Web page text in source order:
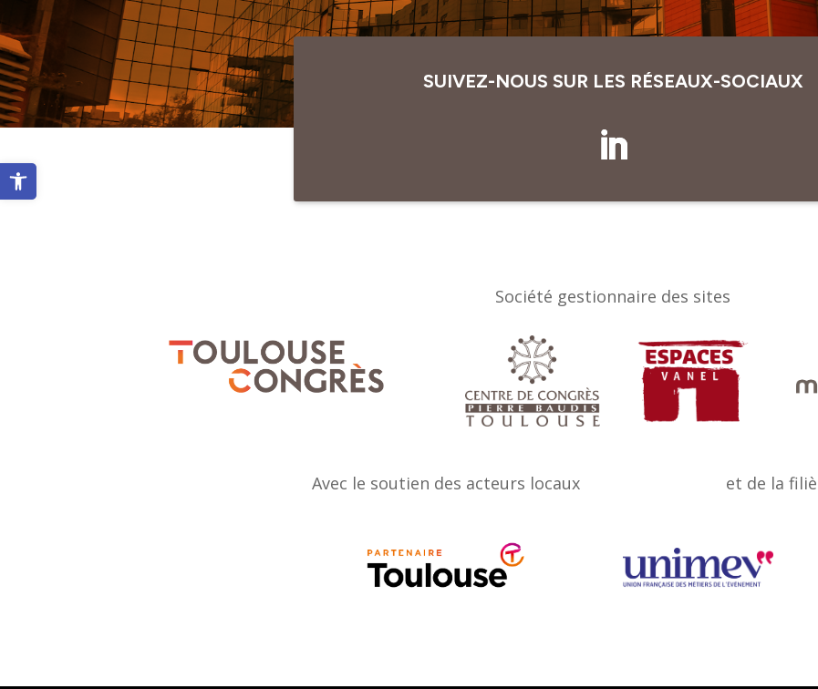
Ouvrir la barre d’outils
SUIVEZ-NOUS SUR LES RÉSEAUX-SOCIAUX
Société gestionnaire des sites
Avec le soutien des acteurs locaux et de la